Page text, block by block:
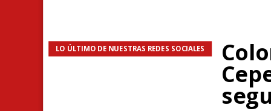
LO ÚLTIMO DE NUESTRAS REDES SOCIALES